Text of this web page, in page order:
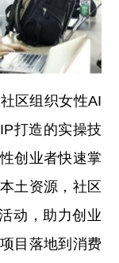
区组织女性AI
打造的实操技
创业者快速掌
土资源，社区
动，助力创业
目落地到消费